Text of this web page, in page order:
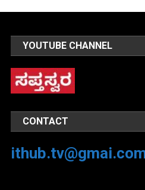
YOUTUBE CHANNEL
CONTACT